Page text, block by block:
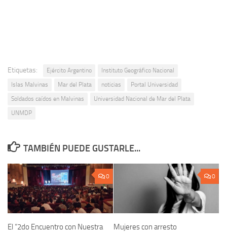
Etiquetas: Ejército Argentino
Instituto Geográfico Nacional
Islas Malvinas
Mar del Plata noticias
Portal Universidad
Soldados caídos en Malvinas
Universidad Nacional de Mar del Plata
UNMDP
TAMBIÉN PUEDE GUSTARLE...
0
El “2do Encuentro con Nuestra
0
Mujeres con arresto